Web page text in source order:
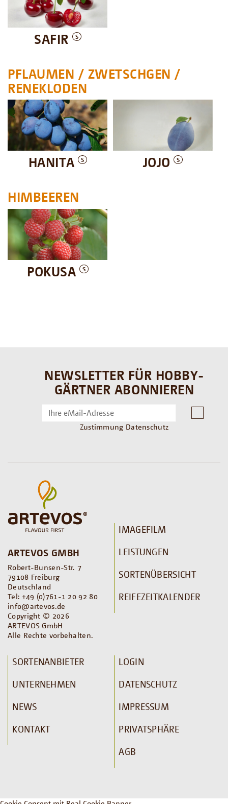
SAFIR S
PFLAUMEN / ZWETSCHGEN /
RENEKLODEN
HANITA S JOJO S
HIMBEEREN
POKUSA S
NEWSLETTER FÜR HOBBY-
GÄRTNER ABONNIEREN
Zustimmung Datenschutz
ARTEVOS GMBH
Robert-Bunsen-Str. 7
79108 Freiburg
Deutschland
Tel: +49 (0)761-1 20 92 80
info@artevos.de
Copyright © 2026
ARTEVOS GmbH
Alle Rechte vorbehalten.
IMAGEFILM
LEISTUNGEN
SORTENÜBERSICHT
REIFEZEITKALENDER
SORTENANBIETER
UNTERNEHMEN
NEWS
KONTAKT
LOGIN
DATENSCHUTZ
IMPRESSUM
PRIVATSPHÄRE
AGB